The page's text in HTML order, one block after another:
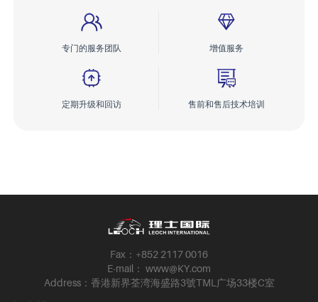
专门的服务团队 增值服务
定期升级和回访 售前和售后技术培训
Fax：+852 2117 0016
E-mail： www@KY.com
Address：香港新界荃湾海盛路3號TML广场33楼C室